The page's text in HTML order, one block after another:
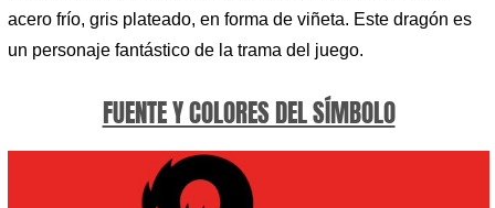
acero frío, gris plateado, en forma de viñeta. Este dragón es
un personaje fantástico de la trama del juego.
FUENTE Y COLORES DEL SÍMBOLO